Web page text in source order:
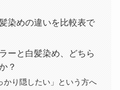
染めの違いを比較表で
ーと白髪染め、どちら
？
かり隠したい」という方へ